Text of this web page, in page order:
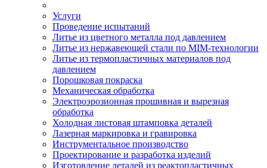
Услуги
Проведение испытаний
Литье из цветного металла под давлением
Литье из нержавеющей стали по MIM-технологии
Литье из термопластичных материалов под
давлением
Порошковая покраска
Механическая обработка
Электроэрозионная прошивная и вырезная
обработка
Холодная листовая штамповка деталей
Лазерная маркировка и гравировка
Инструментальное производство
Проектирование и разработка изделий
Изготовление деталей из реактопластичных